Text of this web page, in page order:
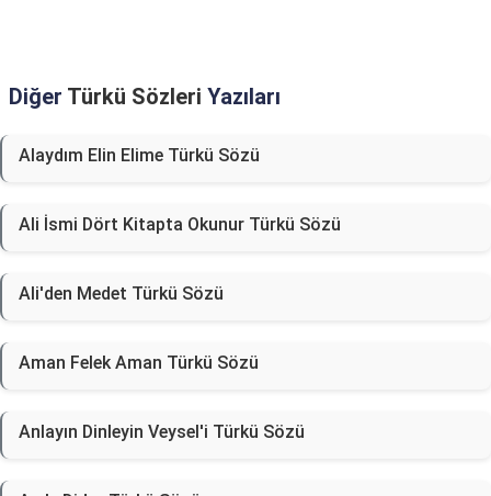
Diğer Türkü Sözleri Yazıları
Alaydım Elin Elime Türkü Sözü
Ali İsmi Dört Kitapta Okunur Türkü Sözü
Ali'den Medet Türkü Sözü
Aman Felek Aman Türkü Sözü
Anlayın Dinleyin Veysel'i Türkü Sözü